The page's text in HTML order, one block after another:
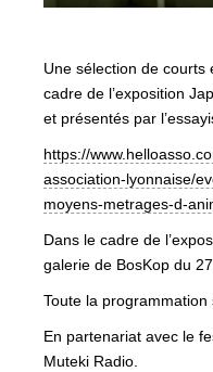
Une sélection de courts
cadre de l’exposition
et présentés par
https://
association-lyonnaise/
moyens-metrages-d-
Dans le cadre de
galerie de BosKop du
Toute la
En partenariat avec le
Muteki Radio.